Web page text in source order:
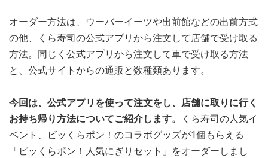
オーダー方法は、ウーバーイーツや出前館などの出前方式
の他、くら寿司の公式アプリから注文して店舗で受け取る
方法。同じく公式アプリから注文して車で受け取る方法
と、公式サイトからの通販と数種類あります。
今回は、公式アプリを使って注文をし、店舗に取りに行く
お持ち帰り方法についてご紹介します。
くら寿司の人気イ
ベント、ビッくらポン！のコラボグッズが1個もらえる
「ビッくらポン！人気にぎりセット」をオーダーしまし